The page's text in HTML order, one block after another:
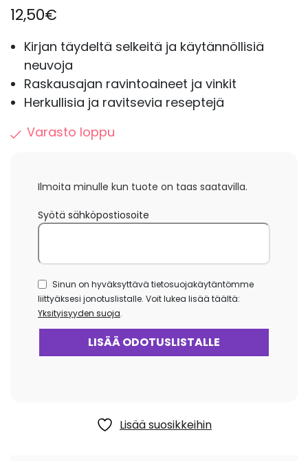
12,50€
Kirjan täydeltä selkeitä ja käytännöllisiä
neuvoja
Raskausajan ravintoaineet ja vinkit
Herkullisia ja ravitsevia reseptejä
Varasto loppu
Ilmoita minulle kun tuote on taas saatavilla.
Syötä sähköpostiosoite
Sinun on hyväksyttävä tietosuojakäytäntömme
liittyäksesi jonotuslistalle. Voit lukea lisää täältä:
Yksityisyyden suoja.
Lisää suosikkeihin